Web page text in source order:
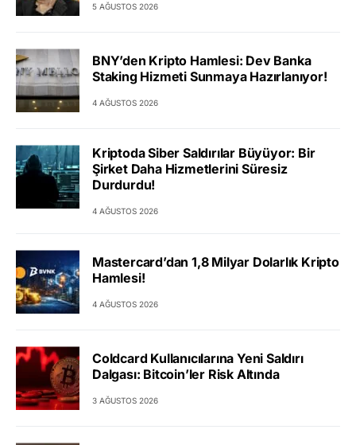
5 AĞUSTOS 2026
BNY’den Kripto Hamlesi: Dev Banka
Staking Hizmeti Sunmaya Hazırlanıyor!
4 AĞUSTOS 2026
Kriptoda Siber Saldırılar Büyüyor: Bir
Şirket Daha Hizmetlerini Süresiz
Durdurdu!
4 AĞUSTOS 2026
Mastercard’dan 1,8 Milyar Dolarlık Kripto
Hamlesi!
4 AĞUSTOS 2026
Coldcard Kullanıcılarına Yeni Saldırı
Dalgası: Bitcoin’ler Risk Altında
3 AĞUSTOS 2026